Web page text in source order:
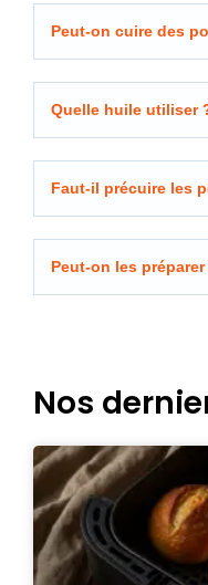
Peut-on cuire des
Quelle huile utiliser
Faut-il précuire les
Peut-on les préparer
Nos